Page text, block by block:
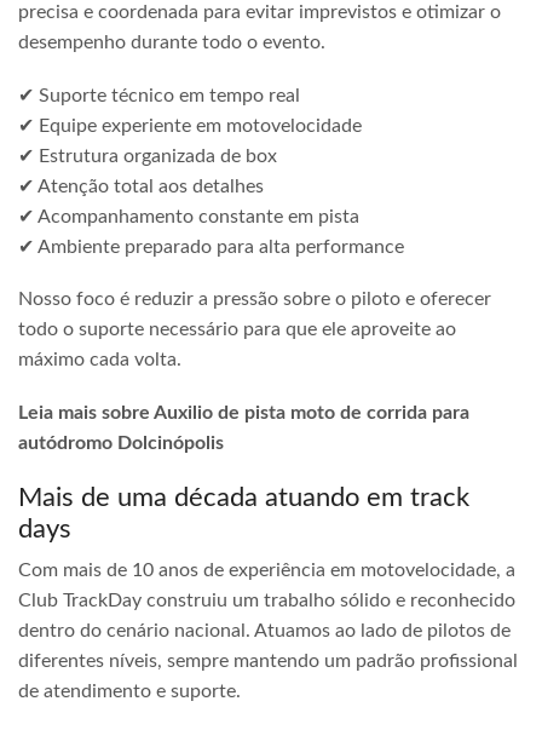
precisa e coordenada para evitar imprevistos e otimizar o
desempenho durante todo o evento.
✔ Suporte técnico em tempo real
✔ Equipe experiente em motovelocidade
✔ Estrutura organizada de box
✔ Atenção total aos detalhes
✔ Acompanhamento constante em pista
✔ Ambiente preparado para alta performance
Nosso foco é reduzir a pressão sobre o piloto e oferecer
todo o suporte necessário para que ele aproveite ao
máximo cada volta.
Leia mais sobre Auxilio de pista moto de corrida para
autódromo Dolcinópolis
Mais de uma década atuando em track
days
Com mais de 10 anos de experiência em motovelocidade, a
Club TrackDay construiu um trabalho sólido e reconhecido
dentro do cenário nacional. Atuamos ao lado de pilotos de
diferentes níveis, sempre mantendo um padrão profissional
de atendimento e suporte.